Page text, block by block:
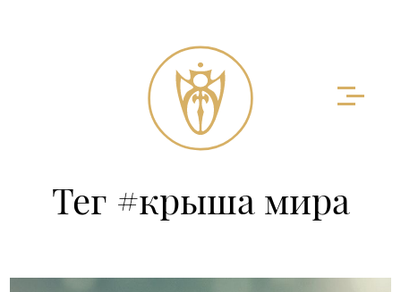
Тег #крыша мира